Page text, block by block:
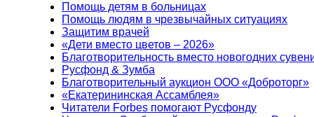
Помощь детям в больницах
Помощь людям в чрезвычайных ситуациях
Защитим врачей
«Дети вместо цветов – 2026»
Благотворительность вместо новогодних
Русфонд & Зумба
Благотворительный аукцион ООО «Доброторг»
«Екатерининская Ассамблея»
Читатели Forbes помогают Русфонду